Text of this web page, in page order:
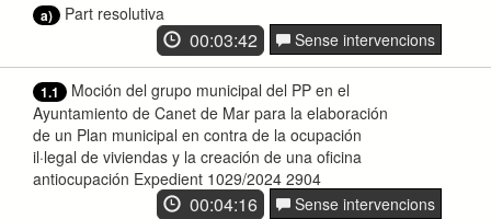
a) Part resolutiva
00:03:42 Sense intervencions
1.1
Moción del grupo municipal del PP en el
Ayuntamiento de Canet de Mar para la elaboración
de un Plan municipal en contra de la ocupación
il·legal de viviendas y la creación de una oficina
antiocupación Expedient 1029/2024 2904
00:04:16 Sense intervencions